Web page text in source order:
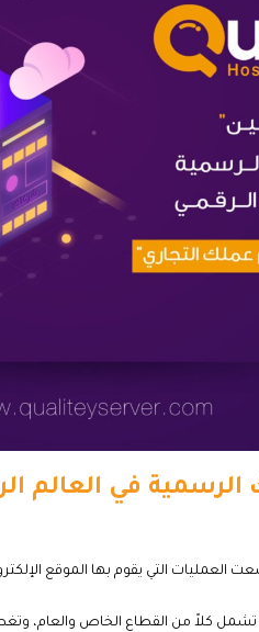
الرسمية في العالم
العمليات التي يقوم بها الموقع
تشمل كلاً من القطاع الخاص والعام،